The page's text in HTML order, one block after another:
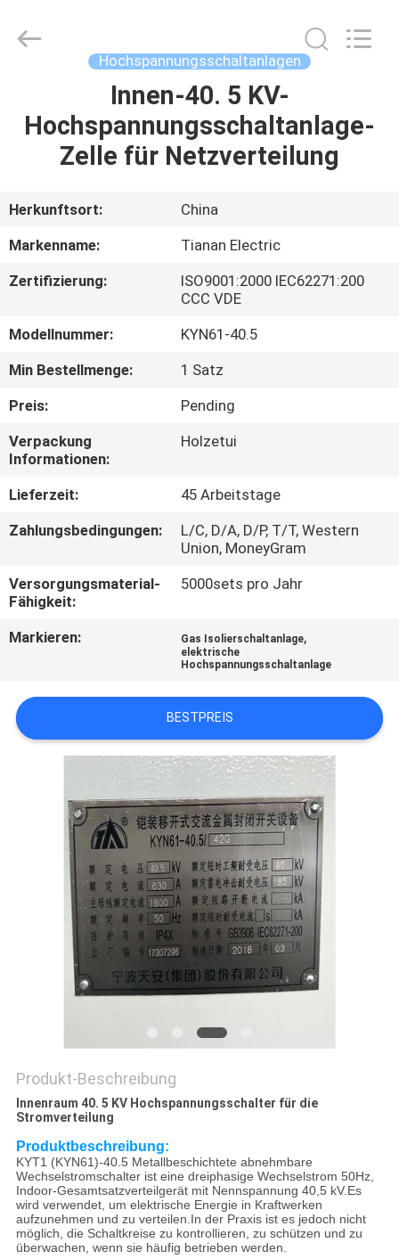
PRODUKTE
VR
SHOW
ÜBER
UNS
FABRIK-
AUSFLUG
QUALITÄTSKONTROLLE
TRETEN
MIT
UNS
IN
NACHRICHTEN
FORDERN
SIE EIN
ZITAT
SITEMAP
PRIVACY
POLICY
(Group)
Co.,Ltd..
Hochspannungsschaltanlagen
Innen-40. 5 KV-
Hochspannungsschaltanlage-
Zelle für Netzverteilung
Herkunftsort:
China
Markenname:
Tianan Electric
Zertifizierung:
ISO9001:2000 IEC62271:200
CCC VDE
Modellnummer:
KYN61-40.5
Min Bestellmenge:
1 Satz
Preis:
Pending
Verpackung
Informationen:
Holzetui
Lieferzeit:
45 Arbeitstage
Zahlungsbedingungen:
L/C, D/A, D/P, T/T, Western
Union, MoneyGram
Versorgungsmaterial-
Fähigkeit:
5000sets pro Jahr
Markieren: Gas Isolierschaltanlage,
elektrische
Hochspannungsschaltanlage
BESTPREIS
Produkt-Beschreibung
Innenraum 40. 5 KV Hochspannungsschalter für die
Stromverteilung
Produktbeschreibung:
KYT1 (KYN61)-40.5 Metallbeschichtete abnehmbare
Wechselstromschalter ist eine dreiphasige Wechselstrom 50Hz,
Indoor-Gesamtsatzverteilgerät mit Nennspannung 40,5 kV.Es
wird verwendet, um elektrische Energie in Kraftwerken
aufzunehmen und zu verteilen.In der Praxis ist es jedoch nicht
möglich, die Schaltkreise zu kontrollieren, zu schützen und zu
überwachen, wenn sie häufig betrieben werden.